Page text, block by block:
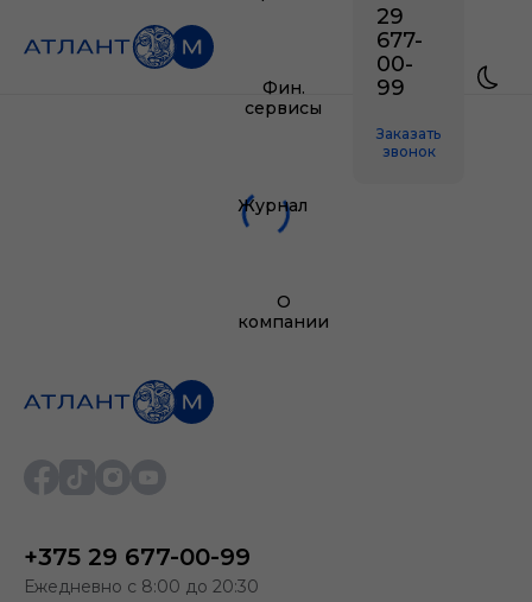
Фин.
сервисы
Журнал
О
компании
29
677-
00-
99
Заказать
звонок
+375 29 677-00-99
Ежедневно с 8:00 до 20:30